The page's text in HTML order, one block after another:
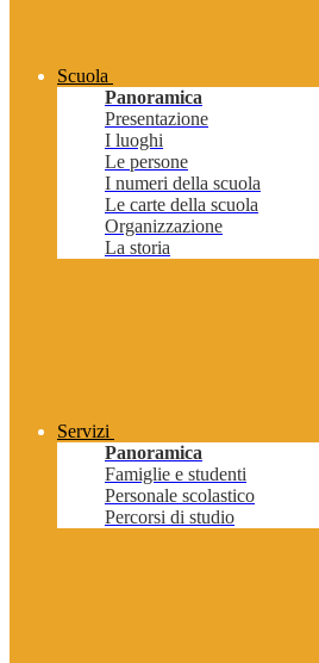
Scuola
Panoramica
Presentazione
I luoghi
Le persone
I numeri della scuola
Le carte della scuola
Organizzazione
La storia
Servizi
Panoramica
Famiglie e studenti
Personale scolastico
Percorsi di studio